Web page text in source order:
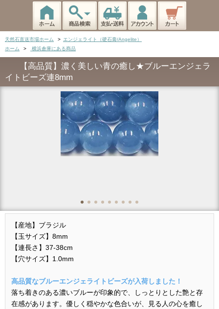
天然石直送市場ホーム > エンジェライト（硬石膏/Angelite）
ホーム
> 横浜倉庫にある商品
【高品質】濃く美しい青の癒し★ブルーエンジェラ
イトビーズ連8mm
【産地】ブラジル
【玉サイズ】8mm
【連長さ】37-38cm
【穴サイズ】1.0mm
高品質なブルーエンジェライトビーズが入荷しました！
落ち着きのある濃いブルーが印象的で、しっとりとした艶と存
在感があります。優しく穏やかな色合いが、見る人の心を癒し